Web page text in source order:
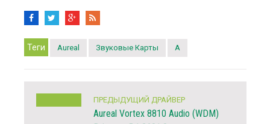
Теги Aureal Звуковые Карты A
ПРЕДЫДУЩИЙ ДРАЙВЕР
Aureal Vortex 8810 Audio (WDM)